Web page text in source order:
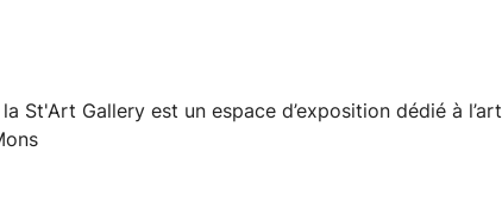
St'Art Gallery est un espace d’exposition dédié à l’art